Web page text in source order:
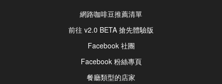
網路咖啡豆推薦清單
前往 v2.0 BETA 搶先體驗版
Facebook 社團
Facebook 粉絲專頁
餐廳類型的店家